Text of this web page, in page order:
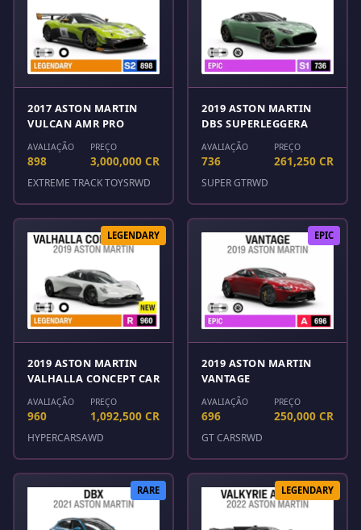
2017 ASTON MARTIN
VULCAN AMR PRO
AVALIAÇÃO
898
PREÇO
3,000,000 CR
EXTREME TRACK TOYSRWD
2019 ASTON MARTIN
DBS SUPERLEGGERA
AVALIAÇÃO
736
PREÇO
261,250 CR
SUPER GTRWD
LEGENDARY
2019 ASTON MARTIN
VALHALLA CONCEPT CAR
AVALIAÇÃO
960
PREÇO
1,092,500 CR
HYPERCARSAWD
EPIC
2019 ASTON MARTIN
VANTAGE
AVALIAÇÃO
696
PREÇO
250,000 CR
GT CARSRWD
RARE LEGENDARY